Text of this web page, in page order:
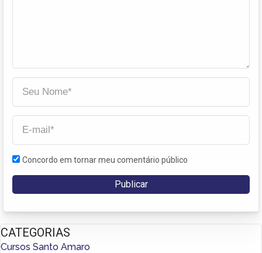
Concordo em tornar meu comentário público
CATEGORIAS
Cursos Santo Amaro